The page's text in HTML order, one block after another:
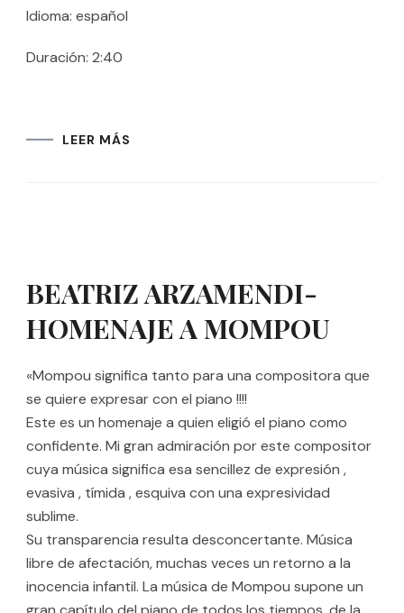
Idioma: español
Duración: 2:40
LEER MÁS
BEATRIZ ARZAMENDI-
HOMENAJE A MOMPOU
«Mompou significa tanto para una compositora que
se quiere expresar con el piano !!!!
Este es un homenaje a quien eligió el piano como
confidente. Mi gran admiración por este compositor
cuya música significa esa sencillez de expresión ,
evasiva , tímida , esquiva con una expresividad
sublime.
Su transparencia resulta desconcertante. Música
libre de afectación, muchas veces un retorno a la
inocencia infantil. La música de Mompou supone un